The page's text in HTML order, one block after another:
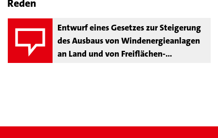
Reden
Entwurf eines Gesetzes zur Steigerung
des Ausbaus von Windenergieanlagen
an Land und von Freiflächen-